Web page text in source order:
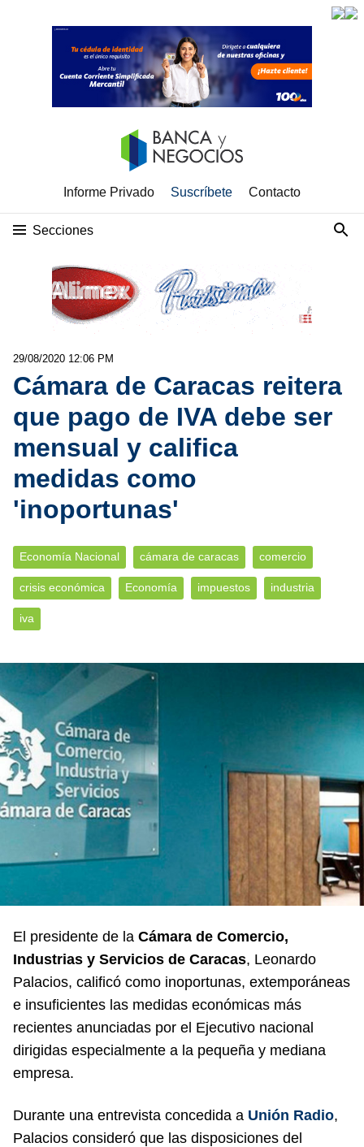
Informe Privado Suscríbete Contacto
Secciones
29/08/2020 12:06 PM
Cámara de Caracas reitera
que pago de IVA debe ser
mensual y califica
medidas como
'inoportunas'
Economía Nacional cámara de caracas comercio
crisis económica Economía impuestos industria
iva
El presidente de la Cámara de Comercio,
Industrias y Servicios de Caracas, Leonardo
Palacios, calificó como inoportunas, extemporáneas
e insuficientes las medidas económicas más
recientes anunciadas por el Ejecutivo nacional
dirigidas especialmente a la pequeña y mediana
empresa.
Durante una entrevista concedida a Unión Radio,
Palacios consideró que las disposiciones del